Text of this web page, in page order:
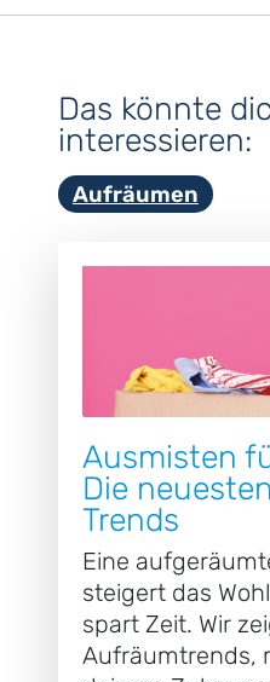
Das könnte
interessieren:
Aufräumen
Ausmisten
Die
Trends
Eine
steigert das
spart Zeit. Wir
Aufräumtrends,